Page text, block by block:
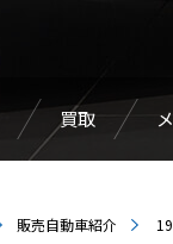
買取
販売自動車紹介